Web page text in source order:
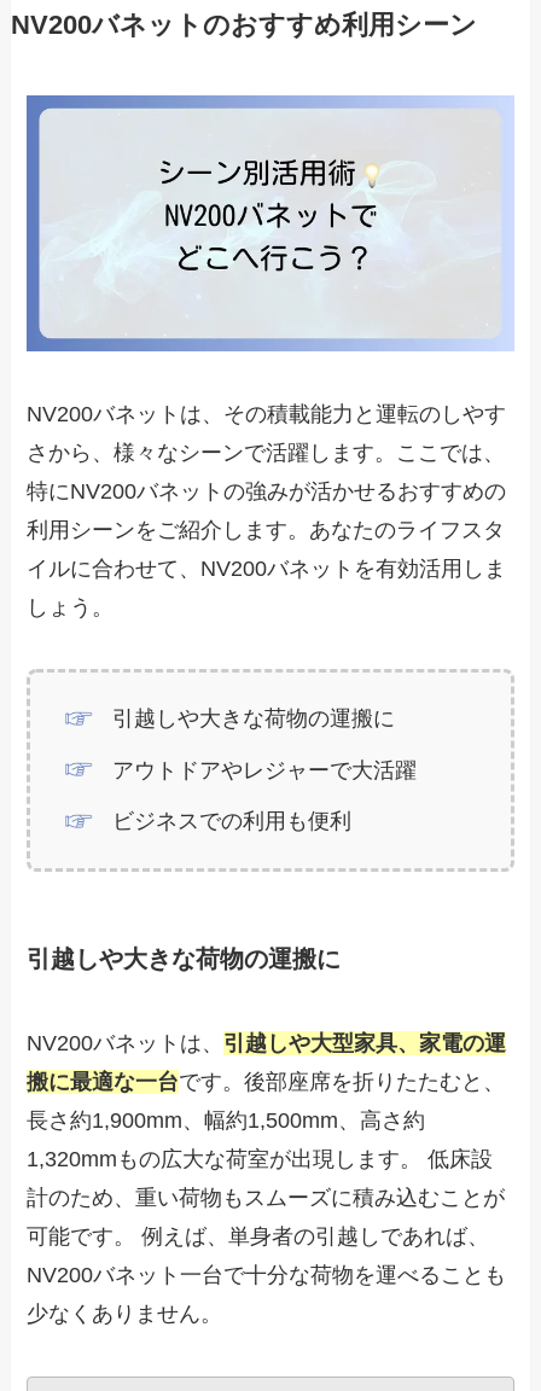
NV200バネットのおすすめ利用シーン
NV200バネットは、その積載能力と運転のしやす
さから、様々なシーンで活躍します。ここでは、
特にNV200バネットの強みが活かせるおすすめの
利用シーンをご紹介します。あなたのライフスタ
イルに合わせて、NV200バネットを有効活用しま
しょう。
引越しや大きな荷物の運搬に
アウトドアやレジャーで大活躍
ビジネスでの利用も便利
引越しや大きな荷物の運搬に
NV200バネットは、 引越しや大型家具、家電の運
搬に最適な一台です。後部座席を折りたたむと、
長さ約1,900mm、幅約1,500mm、高さ約
1,320mmもの広大な荷室が出現します。 低床設
計のため、重い荷物もスムーズに積み込むことが
可能です。 例えば、単身者の引越しであれば、
NV200バネット一台で十分な荷物を運べることも
少なくありません。